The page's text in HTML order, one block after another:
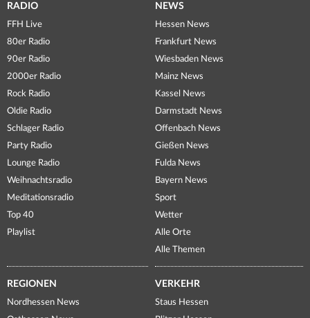
RADIO
FFH Live
80er Radio
90er Radio
2000er Radio
Rock Radio
Oldie Radio
Schlager Radio
Party Radio
Lounge Radio
Weihnachtsradio
Meditationsradio
Top 40
Playlist
NEWS
Hessen News
Frankfurt News
Wiesbaden News
Mainz News
Kassel News
Darmstadt News
Offenbach News
Gießen News
Fulda News
Bayern News
Sport
Wetter
Alle Orte
Alle Themen
REGIONEN
Nordhessen News
VERKEHR
Staus Hessen